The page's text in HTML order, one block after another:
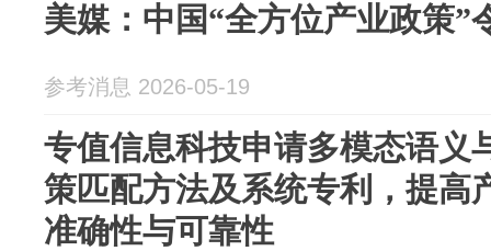
美媒：中国“全方位产业政策”
参考消息 2026-05-19
专值信息科技申请多模态语义
策匹配方法及系统专利，提高
准确性与可靠性